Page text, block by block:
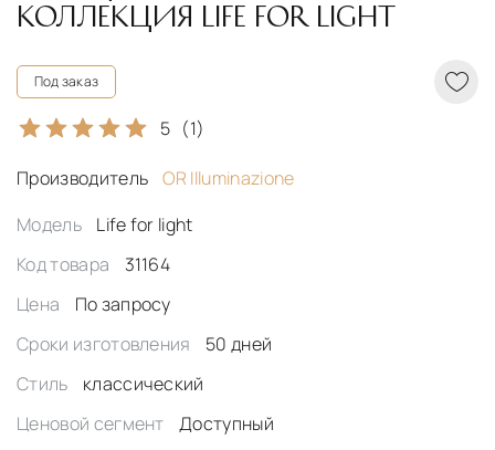
КОЛЛЕКЦИЯ LIFE FOR LIGHT
Под заказ
5 (1)
Производитель
OR Illuminazione
Модель
Life for light
Код товара
31164
Цена
По запросу
Сроки изготовления
50 дней
Стиль
классический
Ценовой сегмент
Доступный